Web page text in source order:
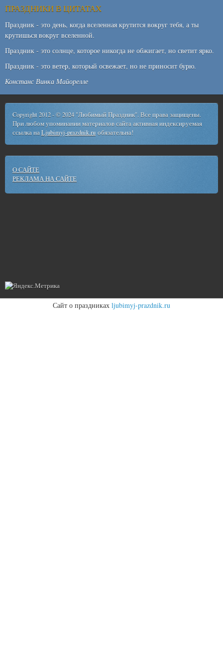
ПРАЗДНИКИ В ЦИТАТАХ
Праздник - это день, когда вселенная крутится вокруг тебя, а ты
крутишься вокруг вселенной.
Праздник - это солнце, которое никогда не обжигает, но светит ярко.
Праздник - это ветер, который освежает, но не приносит бурю.
Констанс Винка Майорелле
Copyright 2012 - © 2024 "Любимый Праздник". Все права защищены.
При любом упоминании материалов сайта активная индексируемая
ссылка наLjubimyj-prazdnik.ru обязательна!
О САЙТЕ
РЕКЛАМА НА САЙТЕ
Сайт о праздниках ljubimyj-prazdnik.ru